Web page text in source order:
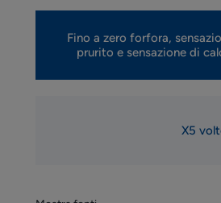
Fino a zero forfora,
prurito e sensazione di
X5